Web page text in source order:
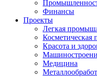
Финансы
Проекты
Легкая
Косметическая
Красота и
Медицина